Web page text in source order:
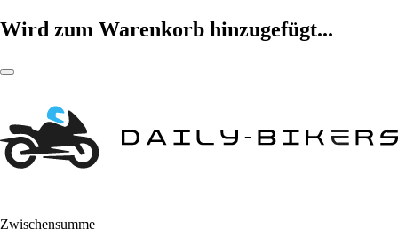
Wird zum Warenkorb hinzugefügt...
Zwischensumme